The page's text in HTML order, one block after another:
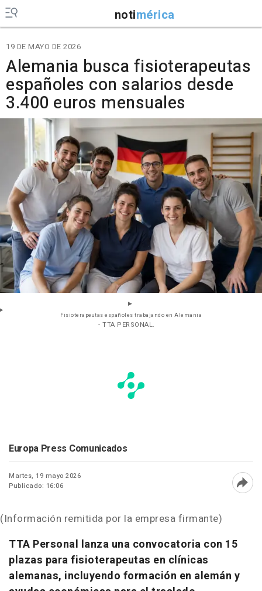
notimérica
19 DE MAYO DE 2026
Alemania busca fisioterapeutas
españoles con salarios desde
3.400 euros mensuales
Fisioterapeutas españoles trabajando en Alemania
- TTA PERSONAL.
Europa Press Comunicados
Martes, 19 mayo 2026
Publicado: 16:06
(Información remitida por la empresa firmante)
TTA Personal lanza una convocatoria con 15
plazas para fisioterapeutas en clínicas
alemanas, incluyendo formación en alemán y